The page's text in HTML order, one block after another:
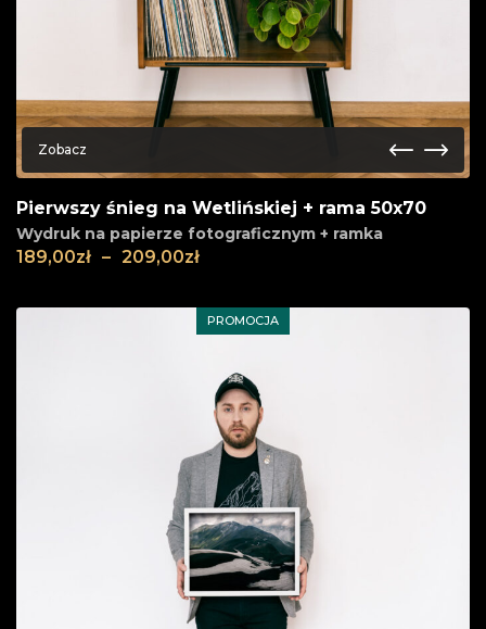
Zobacz
Pierwszy śnieg na Wetlińskiej + rama 50x70
Wydruk na papierze fotograficznym + ramka
189,00zł – 209,00zł
PROMOCJA